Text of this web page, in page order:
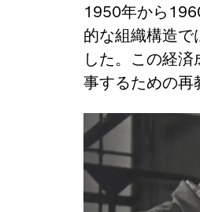
1950年から
的な組織構造
した。この経
事するための再